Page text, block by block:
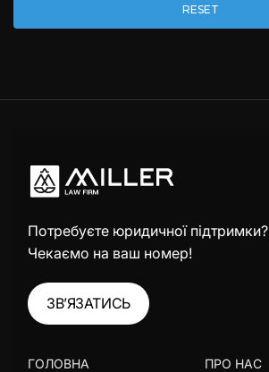
RESET
Потребуєте юридичної підтримки?
Чекаємо на ваш номер!
ЗВ’ЯЗАТИСЬ
ГОЛОВНА ПРО НАС